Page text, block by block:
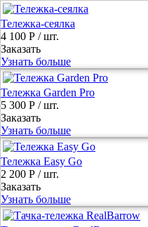
Тележка-сеялка
4 100 Р / шт.
Заказать
Узнать больше
Тележка Garden Pro
5 300 Р / шт.
Заказать
Узнать больше
Тележка Easy Go
2 200 Р / шт.
Заказать
Узнать больше